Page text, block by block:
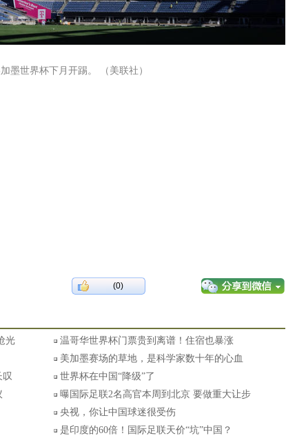
墨世界杯下月开踢。 （美联社）
(0)
光
温哥华世界杯门票贵到离谱！住宿也暴涨
美加墨赛场的草地，是科学家数十年的心血
叹
世界杯在中国“降级”了
曝国际足联2名高官本周到北京 要做重大让步
央视，你让中国球迷很受伤
是印度的60倍！国际足联天价“坑”中国？